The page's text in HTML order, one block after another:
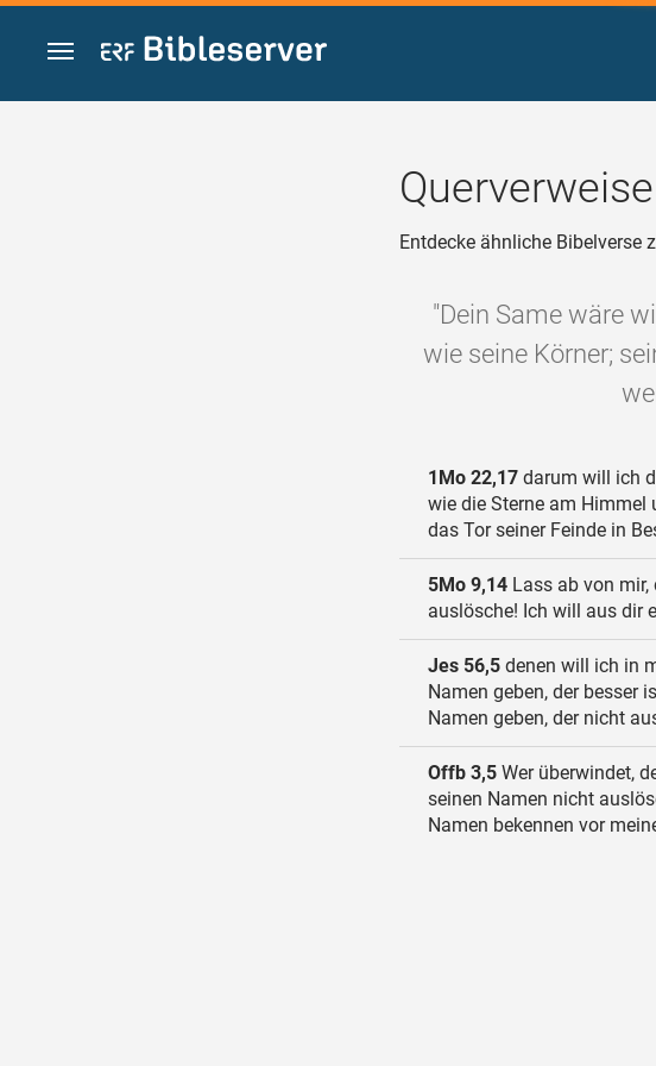
Zum Inhalt springen
Querverweise
Entdecke ähnliche Bibelverse
"Dein Same wäre
wie seine Körner;
1Mo 22,17 darum will ich
wie die Sterne am Himmel
das Tor seiner Feinde in
5Mo 9,14 Lass ab von
auslösche! Ich will aus dir
Jes 56,5 denen will ich in
Namen geben, der besser
Namen geben, der nicht
Offb 3,5 Wer überwindet,
seinen Namen nicht
Namen bekennen vor